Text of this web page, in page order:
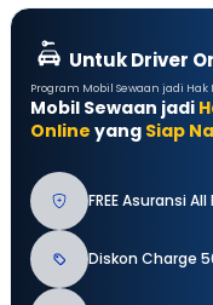
Untuk Driver
Program Mobil Sewaan jadi Hak
Mobil Sewaan jadi
Online yang Siap
FREE Asuransi All
Diskon Charge